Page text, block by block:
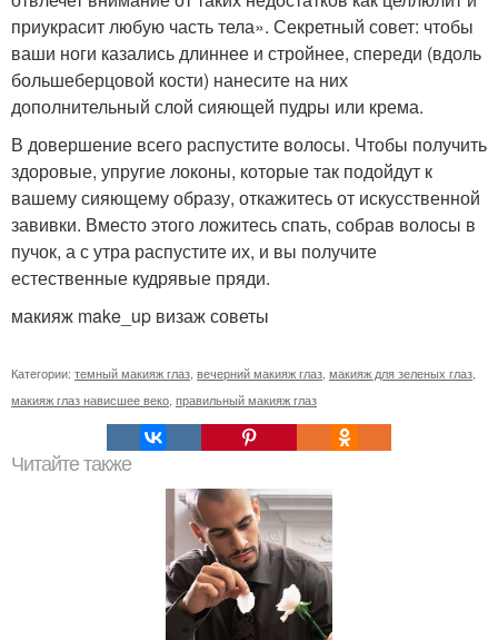
приукрасит любую часть тела». Секретный совет: чтобы
ваши ноги казались длиннее и стройнее, спереди (вдоль
большеберцовой кости) нанесите на них
дополнительный слой сияющей пудры или крема.
В довершение всего распустите волосы. Чтобы получить
здоровые, упругие локоны, которые так подойдут к
вашему сияющему образу, откажитесь от искусственной
завивки. Вместо этого ложитесь спать, собрав волосы в
пучок, а с утра распустите их, и вы получите
естественные кудрявые пряди.
макияж make_up визаж советы
Категории: темный макияж глаз, вечерний макияж глаз, макияж для зеленых глаз,
макияж глаз нависшее веко, правильный макияж глаз
Читайте также